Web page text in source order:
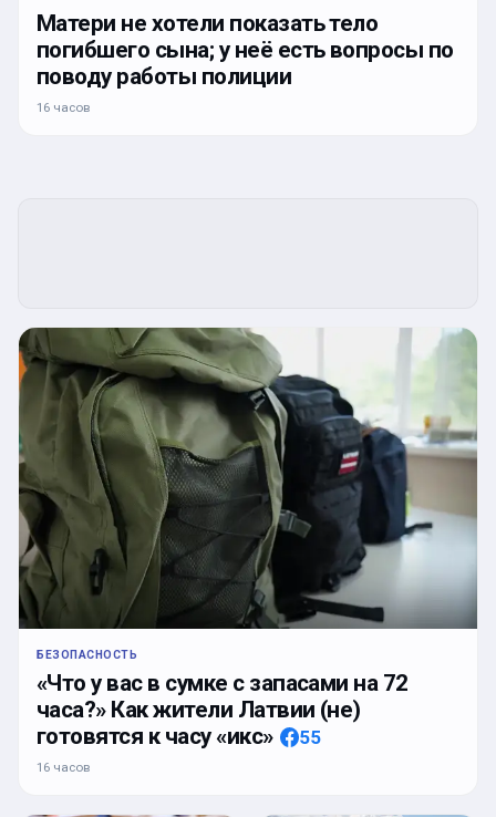
Матери не хотели показать тело
погибшего сына; у неё есть вопросы по
поводу работы полиции
16 часов
БЕЗОПАСНОСТЬ
«Что у вас в сумке с запасами на 72
часа?» Как жители Латвии (не)
готовятся к часу «икс»
55
16 часов